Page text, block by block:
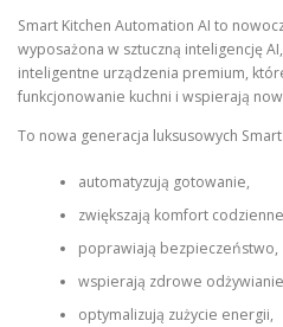
Smart Kitchen Automation AI to
wyposażona w sztuczną inteligencję
inteligentne urządzenia premium,
funkcjonowanie kuchni i wspierają
To nowa generacja luksusowych
automatyzują gotowanie,
zwiększają komfort
poprawiają bezpieczeństwo,
wspierają zdrowe
optymalizują zużycie energii,